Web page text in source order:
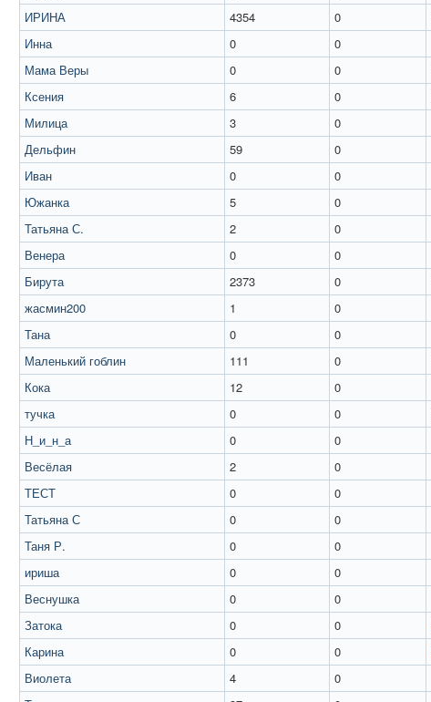
ИРИНА
4354 0
Инна
0 0
Мама Веры
0 0
Ксения
6 0
Милица
3 0
Дельфин
59 0
Иван
0 0
Южанка
5 0
Татьяна С.
2 0
Венера
0 0
Бирута
2373 0
жасмин200
1 0
Тана
0 0
Маленький гоблин
111 0
Кока
12 0
тучка
0 0
Н_и_н_а
0 0
Весёлая
2 0
ТЕСТ
0 0
Татьяна С
0 0
Таня Р.
0 0
ириша
0 0
Веснушка
0 0
Затока
0 0
Карина
0 0
Виолета
4 0